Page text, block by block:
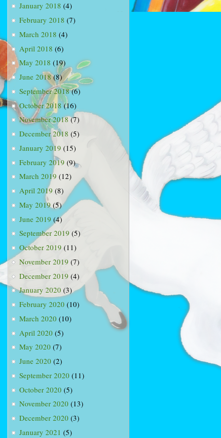
January 2018 (4)
February 2018 (7)
March 2018 (4)
April 2018 (6)
May 2018 (19)
June 2018(8)
September 2018(6)
October 2018(16)
November 2018(7)
December 2018 (5)
January 2019 (15)
February 2019 (9)
March 2019 (12)
April 2019 (8)
May 2019(5)
June 2019 (4)
September 2019 (5)
October 2019 (11)
November 2019 (7)
December 2019 (4)
January 2020 (3)
February 2020 (10)
March 2020 (10)
April 2020 (5)
May 2020 (7)
June 2020 (2)
September 2020 (11)
October 2020 (5)
November 2020 (13)
December 2020 (3)
January 2021 (5)